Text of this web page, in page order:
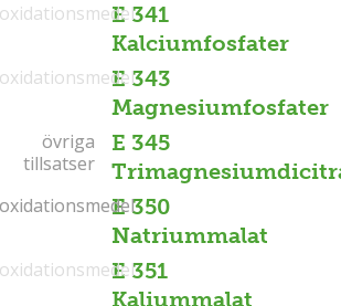
E 341
Kalciumfosfater
E 343
Magnesiumfosfater
E 345
övriga
tillsatser
övriga
tillsatser
E 350
Natriummalat
E 351
Kaliummalat